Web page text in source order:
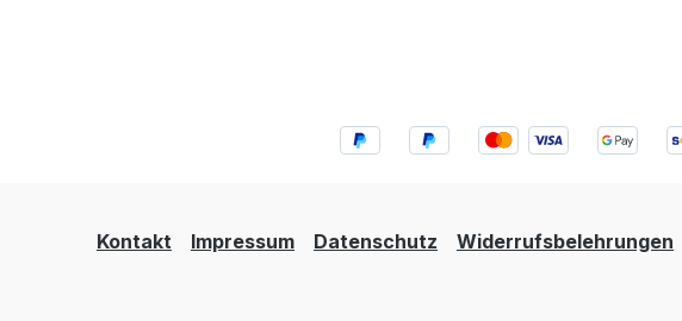
Kontakt Impressum Datenschutz Widerrufsbelehrungen